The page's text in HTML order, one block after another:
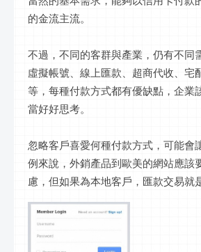
的金流主流。
不過，不同的客群與產業，仍有不同
虛擬帳號、線上匯款、超商代收、宅
等，每種付款方式都有優缺點，企業
當好好思考。
忽略客戶喜愛何種付款方式，可能會
例來說，外銷產品到歐美的網站應該
慮，但如果為本地客戶，匯款交易就